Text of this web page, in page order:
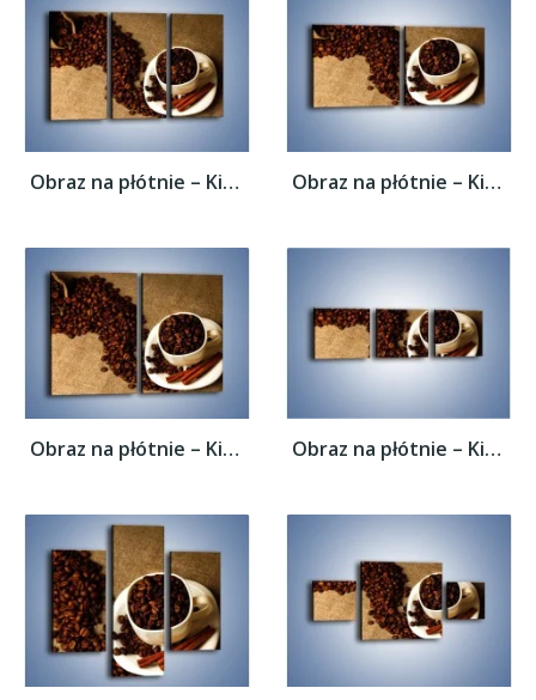
Obraz na płótnie – Kierunek w stronę kawy... Obraz na płótnie – Kierunek w stronę kawy...
Obraz na płótnie – Kierunek w stronę kawy... Obraz na płótnie – Kierunek w stronę kawy...